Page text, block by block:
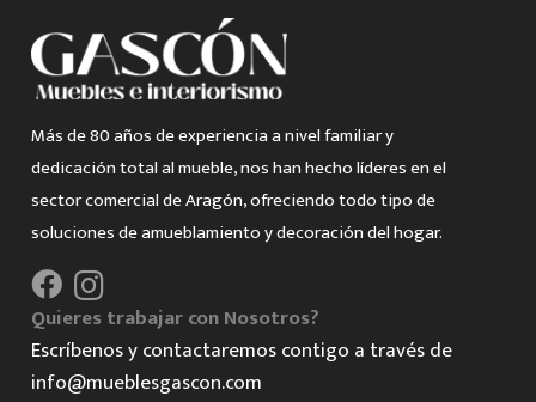
Más de 80 años de experiencia a nivel familiar y
dedicación total al mueble, nos han hecho líderes en el
sector comercial de Aragón, ofreciendo todo tipo de
soluciones de amueblamiento y decoración del hogar.
Quieres trabajar con Nosotros?
Escríbenos y contactaremos contigo a través de
info@mueblesgascon.com